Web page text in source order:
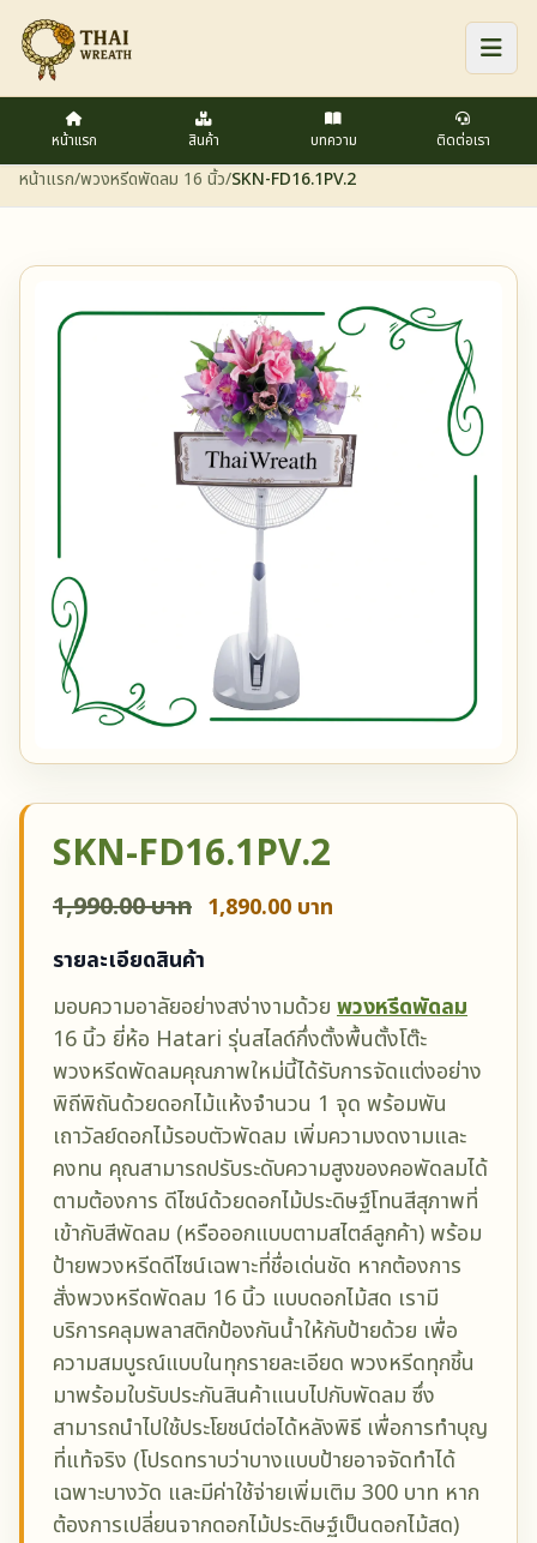
หน้าแรก สินค้า บทความ ติดต่อเรา
หน้าแรก/พวงหรีดพัดลม 16 นิ้ว/SKN-FD16.1PV.2
SKN-FD16.1PV.2
1,990.00 บาท 1,890.00 บาท
รายละเอียดสินค้า
มอบความอาลัยอย่างสง่างามด้วย พวงหรีดพัดลม
16 นิ้ว ยี่ห้อ Hatari รุ่นสไลด์กึ่งตั้งพื้นตั้งโต๊ะ
พวงหรีดพัดลมคุณภาพใหม่นี้ได้รับการจัดแต่งอย่าง
พิถีพิถันด้วยดอกไม้แห้งจำนวน 1 จุด พร้อมพัน
เถาวัลย์ดอกไม้รอบตัวพัดลม เพิ่มความงดงามและ
คงทน คุณสามารถปรับระดับความสูงของคอพัดลมได้
ตามต้องการ ดีไซน์ด้วยดอกไม้ประดิษฐ์โทนสีสุภาพที่
เข้ากับสีพัดลม (หรือออกแบบตามสไตล์ลูกค้า) พร้อม
ป้ายพวงหรีดดีไซน์เฉพาะที่ชื่อเด่นชัด หากต้องการ
สั่งพวงหรีดพัดลม 16 นิ้ว แบบดอกไม้สด เรามี
บริการคลุมพลาสติกป้องกันน้ำให้กับป้ายด้วย เพื่อ
ความสมบูรณ์แบบในทุกรายละเอียด พวงหรีดทุกชิ้น
มาพร้อมใบรับประกันสินค้าแนบไปกับพัดลม ซึ่ง
สามารถนำไปใช้ประโยชน์ต่อได้หลังพิธี เพื่อการทำบุญ
ที่แท้จริง (โปรดทราบว่าบางแบบป้ายอาจจัดทำได้
เฉพาะบางวัด และมีค่าใช้จ่ายเพิ่มเติม 300 บาท หาก
ต้องการเปลี่ยนจากดอกไม้ประดิษฐ์เป็นดอกไม้สด)